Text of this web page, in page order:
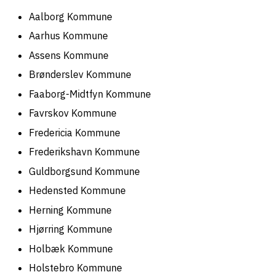
Aalborg Kommune
Aarhus Kommune
Assens Kommune
Brønderslev Kommune
Faaborg-Midtfyn Kommune
Favrskov Kommune
Fredericia Kommune
Frederikshavn Kommune
Guldborgsund Kommune
Hedensted Kommune
Herning Kommune
Hjørring Kommune
Holbæk Kommune
Holstebro Kommune